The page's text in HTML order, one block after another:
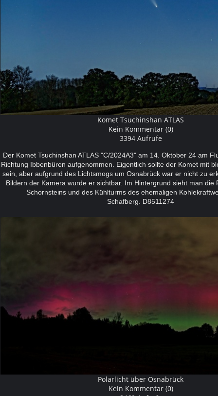
Komet Tsuchinshan ATLAS
Kein Kommentar (0)
3394 Aufrufe
Der Komet Tsuchinshan ATLAS "C/2024A3" am 14. Oktober 24 am
Richtung Ibbenbüren aufgenommen. Eigentlich sollte der Komet mit
sein, aber aufgrund des Lichtsmogs um Osnabrück war er nicht zu
Bildern der Kamera wurde er sichtbar. Im Hintergrund sieht man die
Schornsteins und des Kühlturms des ehemaligen
Schafberg. D8511274
Polarlicht über Osnabrück
Kein Kommentar (0)